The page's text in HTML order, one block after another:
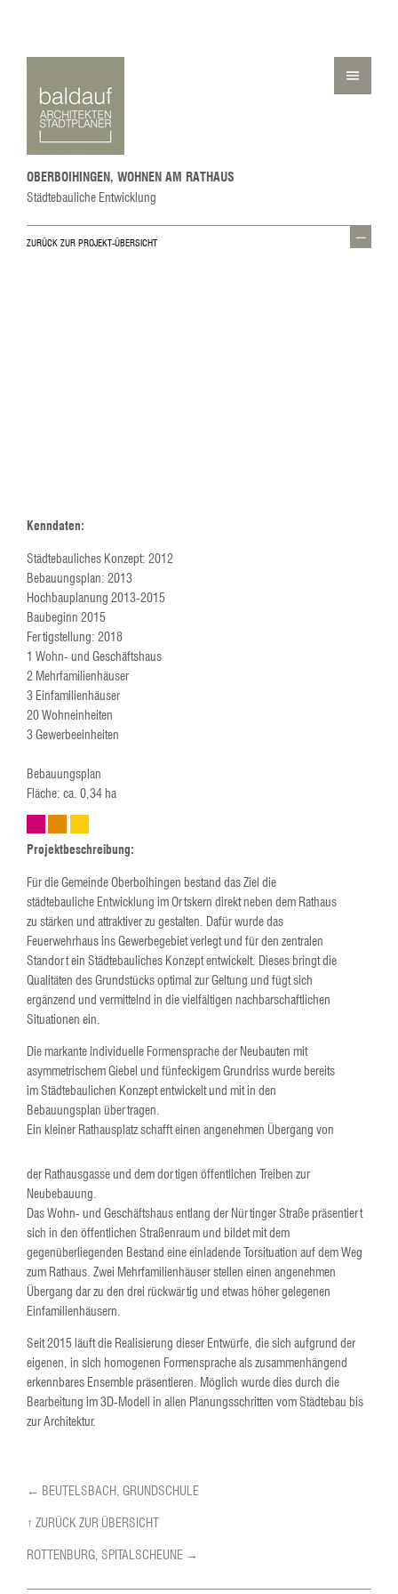
OBERBOIHINGEN, WOHNEN AM RATHAUS
Städtebauliche Entwicklung
ZURÜCK ZUR PROJEKT-ÜBERSICHT
Kenndaten:
Städtebauliches Konzept: 2012
Bebauungsplan: 2013
Hochbauplanung 2013-2015
Baubeginn 2015
Fertigstellung: 2018
1 Wohn- und Geschäftshaus
2 Mehrfamilienhäuser
3 Einfamilienhäuser
20 Wohneinheiten
3 Gewerbeeinheiten
Bebauungsplan
Fläche: ca. 0,34 ha
Projektbeschreibung:
Für die Gemeinde Oberboihingen bestand das Ziel die
städtebauliche Entwicklung im Ortskern direkt neben dem Rathaus
zu stärken und attraktiver zu gestalten. Dafür wurde das
Feuerwehrhaus ins Gewerbegebiet verlegt und für den zentralen
Standort ein Städtebauliches Konzept entwickelt. Dieses bringt die
Qualitäten des Grundstücks optimal zur Geltung und fügt sich
ergänzend und vermittelnd in die vielfältigen nachbarschaftlichen
Situationen ein.
Die markante individuelle Formensprache der Neubauten mit
asymmetrischem Giebel und fünfeckigem Grundriss wurde bereits
im Städtebaulichen Konzept entwickelt und mit in den
Bebauungsplan übertragen.
Ein kleiner Rathausplatz schafft einen angenehmen Übergang von
der Rathausgasse und dem dortigen öffentlichen Treiben zur
Neubebauung.
Das Wohn- und Geschäftshaus entlang der Nürtinger Straße präsentiert
sich in den öffentlichen Straßenraum und bildet mit dem
gegenüberliegenden Bestand eine einladende Torsituation auf dem Weg
zum Rathaus. Zwei Mehrfamilienhäuser stellen einen angenehmen
Übergang dar zu den drei rückwärtig und etwas höher gelegenen
Einfamilienhäusern.
Seit 2015 läuft die Realisierung dieser Entwürfe, die sich aufgrund der
eigenen, in sich homogenen Formensprache als zusammenhängend
erkennbares Ensemble präsentieren. Möglich wurde dies durch die
Bearbeitung im 3D-Modell in allen Planungsschritten vom Städtebau bis
zur Architektur.
← BEUTELSBACH, GRUNDSCHULE
↑ ZURÜCK ZUR ÜBERSICHT
ROTTENBURG, SPITALSCHEUNE →